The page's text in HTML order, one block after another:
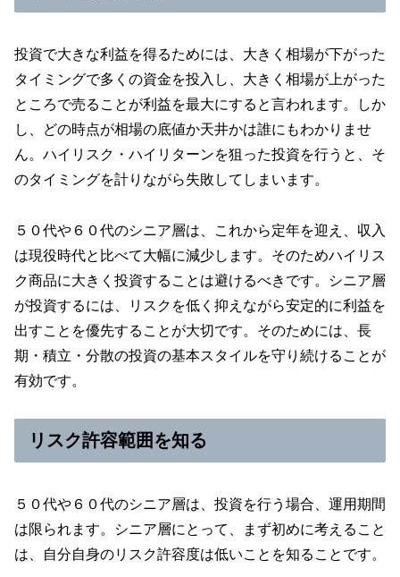
投資で大きな利益を得るためには、大きく相場が下がった
タイミングで多くの資金を投入し、大きく相場が上がった
ところで売ることが利益を最大にすると言われます。しか
し、どの時点が相場の底値か天井かは誰にもわかりませ
ん。ハイリスク・ハイリターンを狙った投資を行うと、そ
のタイミングを計りながら失敗してしまいます。
５０代や６０代のシニア層は、これから定年を迎え、収入
は現役時代と比べて大幅に減少します。そのためハイリス
ク商品に大きく投資することは避けるべきです。シニア層
が投資するには、リスクを低く抑えながら安定的に利益を
出すことを優先することが大切です。そのためには、長
期・積立・分散の投資の基本スタイルを守り続けることが
有効です。
リスク許容範囲を知る
５０代や６０代のシニア層は、投資を行う場合、運用期間
は限られます。シニア層にとって、まず初めに考えること
は、自分自身のリスク許容度は低いことを知ることです。